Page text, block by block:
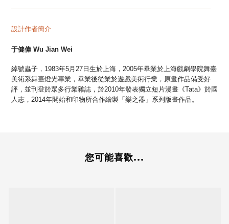
——————————————————————————————
設計作者簡介
于健偉 Wu Jian Wei
綽號蟲子，1983年5月27日生於上海，2005年畢業於上海戲劇學院舞臺
美術系舞臺燈光專業，畢業後從業於遊戲美術行業，原畫作品備受好
評，並刊登於眾多行業雜誌，於2010年發表獨立短片漫畫《Tata》於國
人志，2014年開始和印物所合作繪製「樂之器」系列版畫作品。
您可能喜歡...